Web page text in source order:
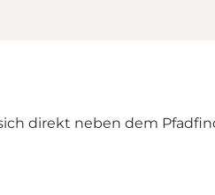
direkt neben dem